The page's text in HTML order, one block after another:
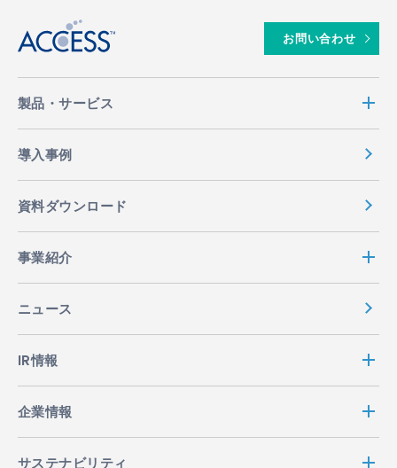
お問い合わせ
製品・サービス
導入事例
資料ダウンロード
事業紹介
ニュース
IR情報
企業情報
サステナビリティ